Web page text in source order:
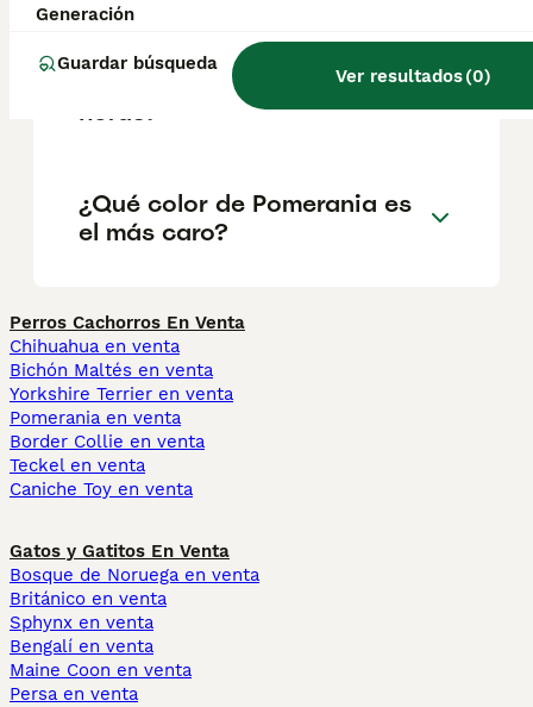
Generación
Guardar búsqueda
Ver resultados(0)
¿Puedo dejar a mi
pomerania solo durante 8
horas?
¿Qué color de Pomerania es
el más caro?
Perros Cachorros En Venta
Chihuahua en venta
Bichón Maltés en venta
Yorkshire Terrier en venta
Pomerania en venta
Border Collie en venta
Teckel en venta
Caniche Toy en venta
Gatos y Gatitos En Venta
Bosque de Noruega en venta
Británico en venta
Sphynx en venta
Bengalí en venta
Maine Coon en venta
Persa en venta